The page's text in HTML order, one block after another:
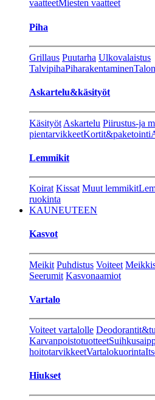
vaatteetMiesten vaatteet
Piha
Grillaus Puutarha Ulkovalaistus
TalvipihaPiharakentaminen
Askartelu&käsityöt
Käsityöt Askartelu Piirustus-ja
pientarvikkeetKortit&paketointi
Lemmikit
Koirat Kissat Muut lemmikit
ruokinta
KAUNEUTEEN
Kasvot
Meikit Puhdistus Voiteet
Seerumit Kasvonaamiot
Vartalo
Voiteet vartalolle
Karvanpoistotuotteet
hoitotarvikkeetVartalokuorinta
Hiukset